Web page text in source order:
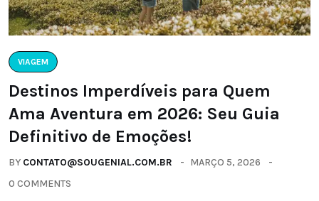
VIAGEM
Destinos Imperdíveis para Quem
Ama Aventura em 2026: Seu Guia
Definitivo de Emoções!
BY CONTATO@SOUGENIAL.COM.BR
MARÇO 5, 2026
0 COMMENTS